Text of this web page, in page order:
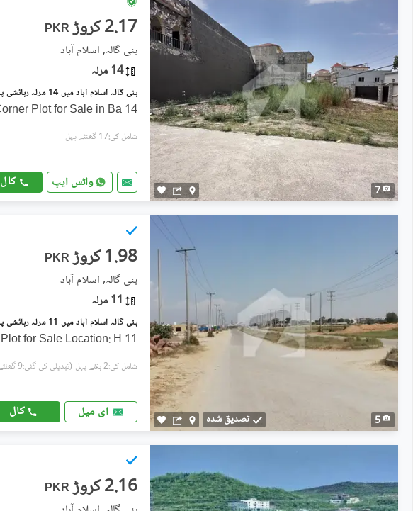
7
PKR 2.17 کروڑ
بنی گالہ, اسلام آباد
14 مرلہ
14 Marla Corner Plot for Sale in Ba
شامل کی:17 گھنٹے پہل
واٹس ایپ کال
5 تصدیق شدہ
PKR 1.98 کروڑ
بنی گالہ, اسلام آباد
11 مرلہ
11 Marla Plot for Sale Location: H
شامل کی:2 ہفتے پہل (تبدیلی کی گئی:9 گھنٹے پہلے)
ای میل کال
PKR 2.16 کروڑ